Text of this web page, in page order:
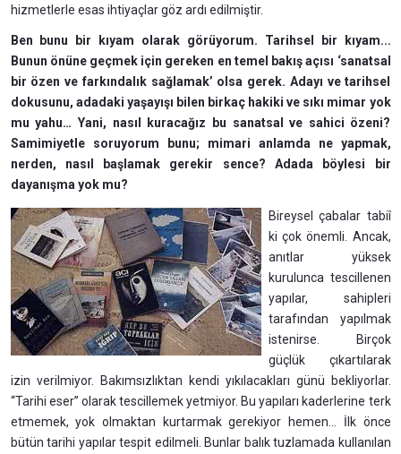
hizmetlerle esas ihtiyaçlar göz ardı edilmiştir.
Ben bunu bir kıyam olarak görüyorum. Tarihsel bir kıyam...
Bunun önüne geçmek için gereken en temel bakış açısı ‘sanatsal
bir özen ve farkındalık sağlamak’ olsa gerek. Adayı ve tarihsel
dokusunu, adadaki yaşayışı bilen birkaç hakiki ve sıkı mimar yok
mu yahu… Yani, nasıl kuracağız bu sanatsal ve sahici özeni?
Samimiyetle soruyorum bunu; mimari anlamda ne yapmak,
nerden, nasıl başlamak gerekir sence? Adada böylesi bir
dayanışma yok mu?
Bireysel çabalar tabiî
ki çok önemli. Ancak,
anıtlar yüksek
kurulunca tescillenen
yapılar, sahipleri
tarafından yapılmak
istenirse. Birçok
güçlük çıkartılarak
izin verilmiyor. Bakımsızlıktan kendi yıkılacakları günü bekliyorlar.
“Tarihi eser” olarak tescillemek yetmiyor. Bu yapıları kaderlerine terk
etmemek, yok olmaktan kurtarmak gerekiyor hemen... İlk önce
bütün tarihi yapılar tespit edilmeli. Bunlar balık tuzlamada kullanılan